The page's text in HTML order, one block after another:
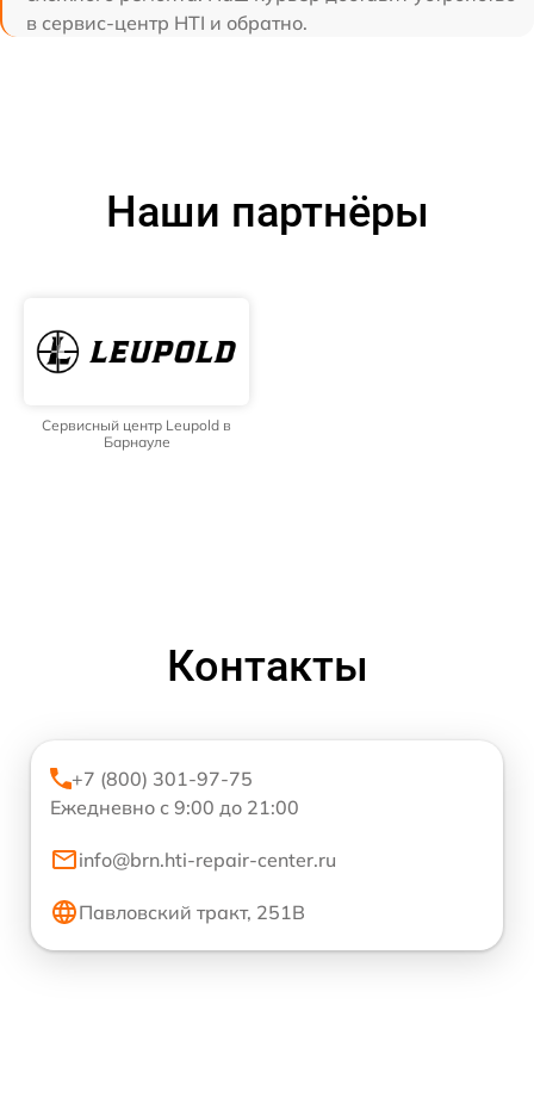
в сервис-центр HTI и обратно.
Наши партнёры
Сервисный центр Leupold в
Барнауле
Контакты
+7 (800) 301-97-75
Ежедневно с 9:00 до 21:00
info@brn.hti-repair-center.ru
Павловский тракт, 251В